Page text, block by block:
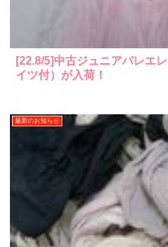
[22.8/5]中古ジュニアバレエ
イツ付）が入荷！
最新のお知らせ